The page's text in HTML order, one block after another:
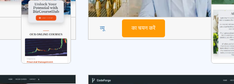
व्यू का चयन करें